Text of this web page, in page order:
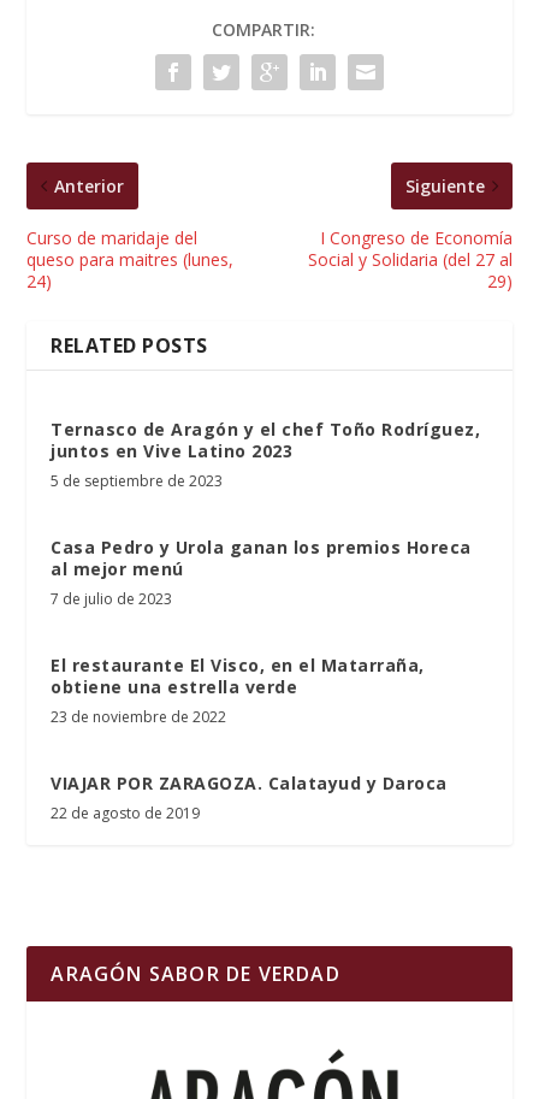
COMPARTIR:
Anterior
Curso de maridaje del
queso para maitres (lunes,
24)
Siguiente
I Congreso de Economía
Social y Solidaria (del 27 al
29)
RELATED POSTS
Ternasco de Aragón y el chef Toño Rodríguez,
juntos en Vive Latino 2023
5 de septiembre de 2023
Casa Pedro y Urola ganan los premios Horeca
al mejor menú
7 de julio de 2023
El restaurante El Visco, en el Matarraña,
obtiene una estrella verde
23 de noviembre de 2022
VIAJAR POR ZARAGOZA. Calatayud y Daroca
22 de agosto de 2019
ARAGÓN SABOR DE VERDAD